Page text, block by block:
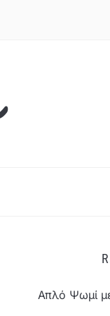
Απλό Ψωμί